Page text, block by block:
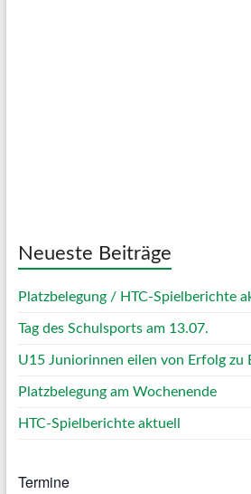
Neueste Beiträge
Platzbelegung / HTC-Spielberichte
Tag des Schulsports am 13.07.
U15 Juniorinnen eilen von Erfolg zu
Platzbelegung am Wochenende
HTC-Spielberichte aktuell
Termine